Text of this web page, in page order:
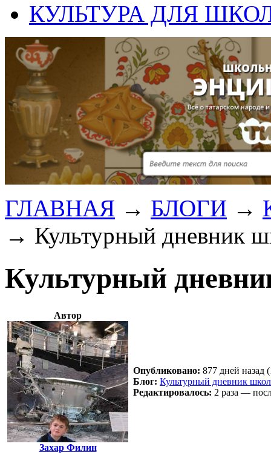
КУЛЬТУРА ДЛЯ
ГЛАВНАЯ → БЛОГИ →
→ Культурный дневник
Культурный
Автор
Захар Филин
Опубликовано: 877 дней назад
Блог: Культурный дневник
Редактировалось: 2 раза —